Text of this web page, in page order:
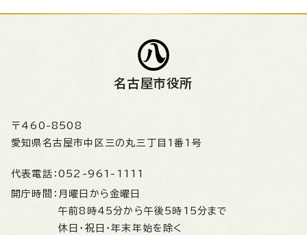
名古屋市役所
〒460-8508
愛知県名古屋市中区三の丸三丁目1番1号
代表電話： 052-961-1111
開庁時間： 月曜日から金曜日
午前8時45分から午後5時15分まで
休日・祝日・年末年始を除く